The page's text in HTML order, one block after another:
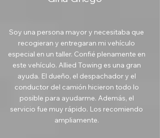
Soy una persona mayor y necesitaba que
recogieran y entregaran mi vehículo
especial en un taller. Confié plenamente en
este vehículo. Allied Towing es una gran
ayuda. El dueño, el despachador y el
conductor del camión hicieron todo lo
posible para ayudarme. Además, el
servicio fue muy rápido. Los recomiendo
ampliamente.